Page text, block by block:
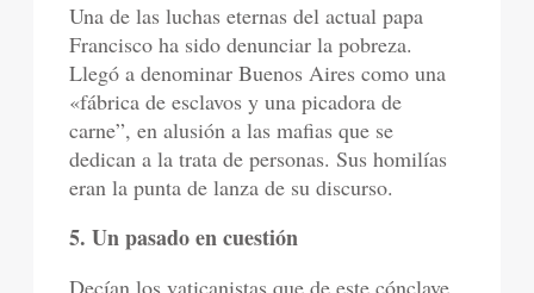
Una de las luchas eternas del actual papa
Francisco ha sido denunciar la pobreza.
Llegó a denominar Buenos Aires como una
«fábrica de esclavos y una picadora de
carne”, en alusión a las mafias que se
dedican a la trata de personas. Sus homilías
eran la punta de lanza de su discurso.
5. Un pasado en cuestión
Decían los vaticanistas que de este cónclave